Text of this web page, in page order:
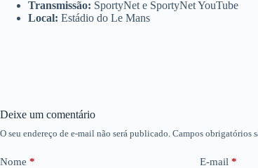
Transmissão: SportyNet e SportyNet YouTube
Local: Estádio do Le Mans
Deixe um comentário
O seu endereço de e-mail não será publicado. Campos obrigatórios
Nome * E-mail *